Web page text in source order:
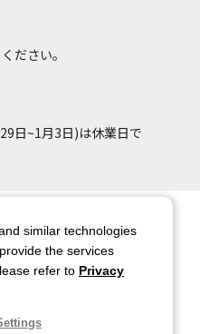
ださい。
日~1月3日)は休業日で
サイトポリシー
個人情報保護方針
お問い合わせ
similar technologies
the services
refer to Privacy